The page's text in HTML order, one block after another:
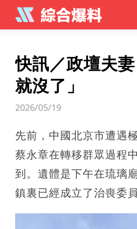
快訊／政壇夫
就沒了」
2026/05/19
先前，中國北京市遭遇
蔡永章在轉移群眾過程
到。遺體是下午在琉璃
鎮裏已經成立了治喪委員